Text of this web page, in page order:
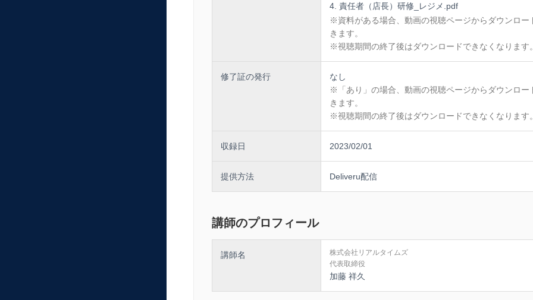
責任者（店長）研修_レジメ.pdf
※資料がある場合、動画の視聴ページからダウンロー
きます。
※視聴期間の終了後はダウンロードできなくなります。
修了証の発行
なし
※「あり」の場合、動画の視聴ページからダウンロー
きます。
※視聴期間の終了後はダウンロードできなくなります。
収録日 2023/02/01
提供方法 Deliveru配信
講師のプロフィール
講師名
株式会社リアルタイムズ
代表取締役
加藤 祥久